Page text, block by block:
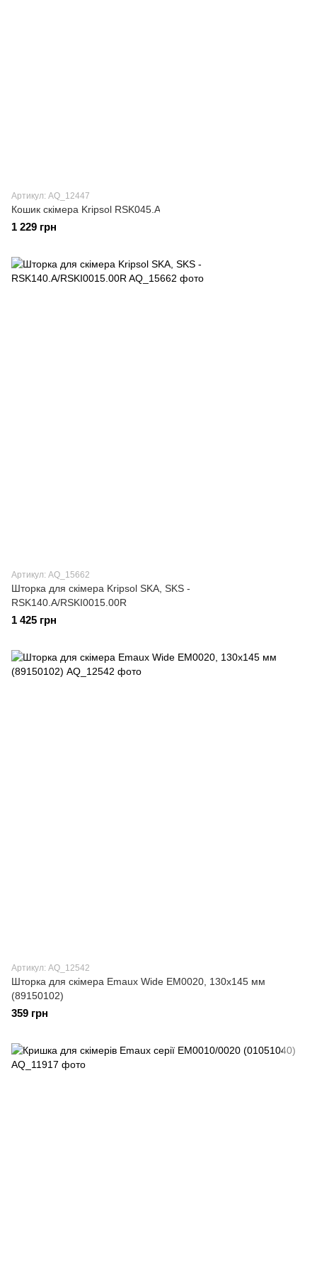
Артикул: AQ_12447
Кошик скімера Kripsol RSK045.A
1 229 грн
Артикул: AQ_15662
Шторка для скімера Kripsol SKA, SKS -
RSK140.A/RSKI0015.00R
1 425 грн
Артикул: AQ_12542
Шторка для скімера Emaux Wide EM0020, 130x145 мм
(89150102)
359 грн